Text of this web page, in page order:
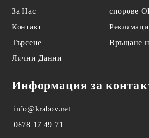
За Нас
Контакт
Търсене
Лични Данни
спорове
Връщане
Информация за
info@krabov.net
0878 17 49 71